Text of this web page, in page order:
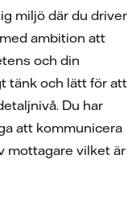
miljö där du driver
ambition att
och din
tänk och lätt för att
Du har
att kommunicera
mottagare vilket är